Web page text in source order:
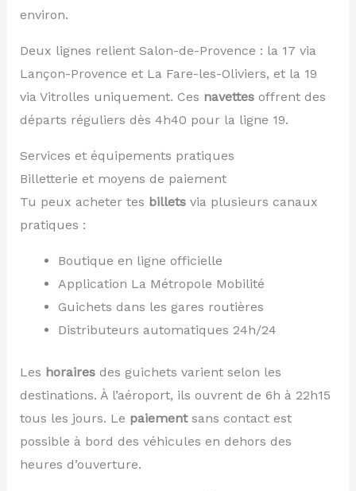
environ.
Deux lignes relient Salon-de-Provence : la 17 via
Lançon-Provence et La Fare-les-Oliviers, et la 19
via Vitrolles uniquement. Ces navettesoffrent des
départs réguliers dès 4h40 pour la ligne 19.
Services et équipements pratiques
Billetterie et moyens de paiement
Tu peux acheter tes billetsvia plusieurs canaux
pratiques :
Boutique en ligne officielle
Application La Métropole Mobilité
Guichets dans les gares routières
Distributeurs automatiques 24h/24
Les horairesdes guichets varient selon les
destinations. À l’aéroport, ils ouvrent de 6h à 22h15
tous les jours. Le paiementsans contact est
possible à bord des véhicules en dehors des
heures d’ouverture.